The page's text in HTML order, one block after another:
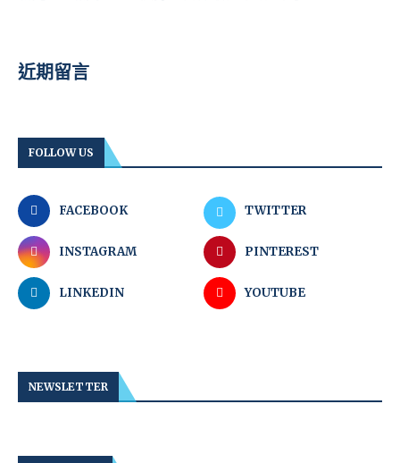
近期留言
FOLLOW US
FACEBOOK TWITTER
INSTAGRAM PINTEREST
LINKEDIN YOUTUBE
NEWSLETTER